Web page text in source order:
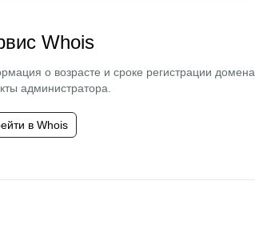
Whois
о возрасте и сроке регистрации домена,
администратора.
в Whois